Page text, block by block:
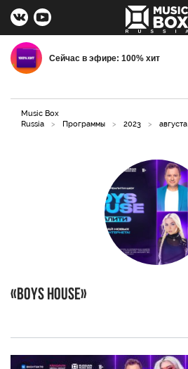
Сейчас в эфире: 100% хит
Music Box
Russia
> Программы > 2023 > августа
«BOYS HOUSE»